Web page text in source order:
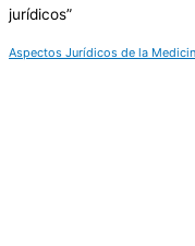
jurídicos”
Aspectos Jurídicos de la